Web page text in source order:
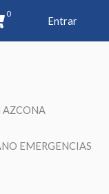
0
Entrar
AZCONA
EMERGENCIAS